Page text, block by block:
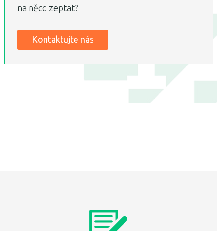
na něco zeptat?
Kontaktujte nás